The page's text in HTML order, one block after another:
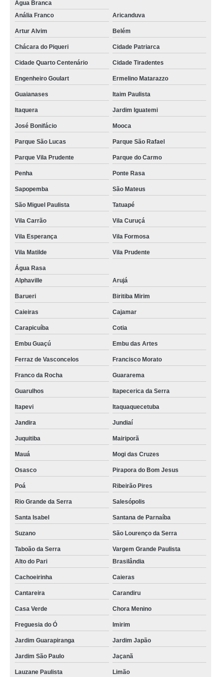
Água Branca
Anália Franco
Aricanduva
Artur Alvim Belém
Chácara do Piqueri Cidade Patriarca
Cidade Quarto Centenário Cidade Tiradentes
Engenheiro Goulart Ermelino Matarazzo
Guaianases Itaim Paulista
Itaquera Jardim Iguatemi
José Bonifácio Mooca
Parque São Lucas Parque São Rafael
Parque Vila Prudente Parque do Carmo
Penha Ponte Rasa
Sapopemba São Mateus
São Miguel Paulista Tatuapé
Vila Carrão Vila Curuçá
Vila Esperança Vila Formosa
Vila Matilde Vila Prudente
Água Rasa
Alphaville
Arujá
Barueri Biritiba Mirim
Caieiras Cajamar
Carapicuíba Cotia
Embu Guaçú Embu das Artes
Ferraz de Vasconcelos Francisco Morato
Franco da Rocha Guararema
Guarulhos Itapecerica da Serra
Itapevi Itaquaquecetuba
Jandira Jundiaí
Juquitiba Mairiporã
Mauá Mogi das Cruzes
Osasco Pirapora do Bom Jesus
Poá Ribeirão Pires
Rio Grande da Serra Salesópolis
Santa Isabel Santana de Parnaíba
Suzano São Lourenço da Serra
Taboão da Serra
Vargem Grande Paulista
Alto do Pari
Brasilândia
Cachoeirinha Caieras
Cantareira Carandiru
Casa Verde Chora Menino
Freguesia do Ó Imirim
Jardim Guarapiranga Jardim Japão
Jardim São Paulo Jaçanã
Lauzane Paulista Limão